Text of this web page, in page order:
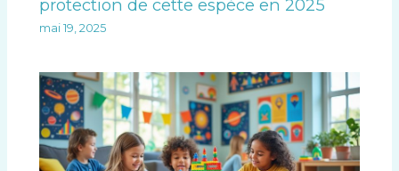
protection de cette espèce en 2025
mai 19, 2025